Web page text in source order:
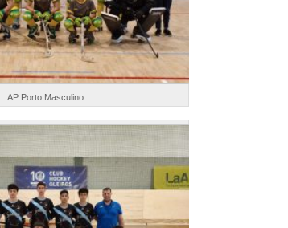
AP Porto Masculino